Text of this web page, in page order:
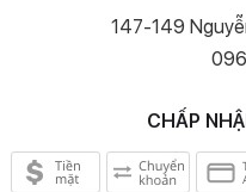
147-149
CHẤP